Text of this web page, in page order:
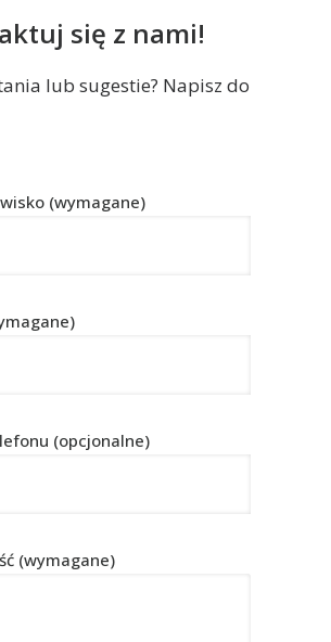
się z nami!
lub sugestie? Napisz do
(wymagane)
(opcjonalne)
(wymagane)